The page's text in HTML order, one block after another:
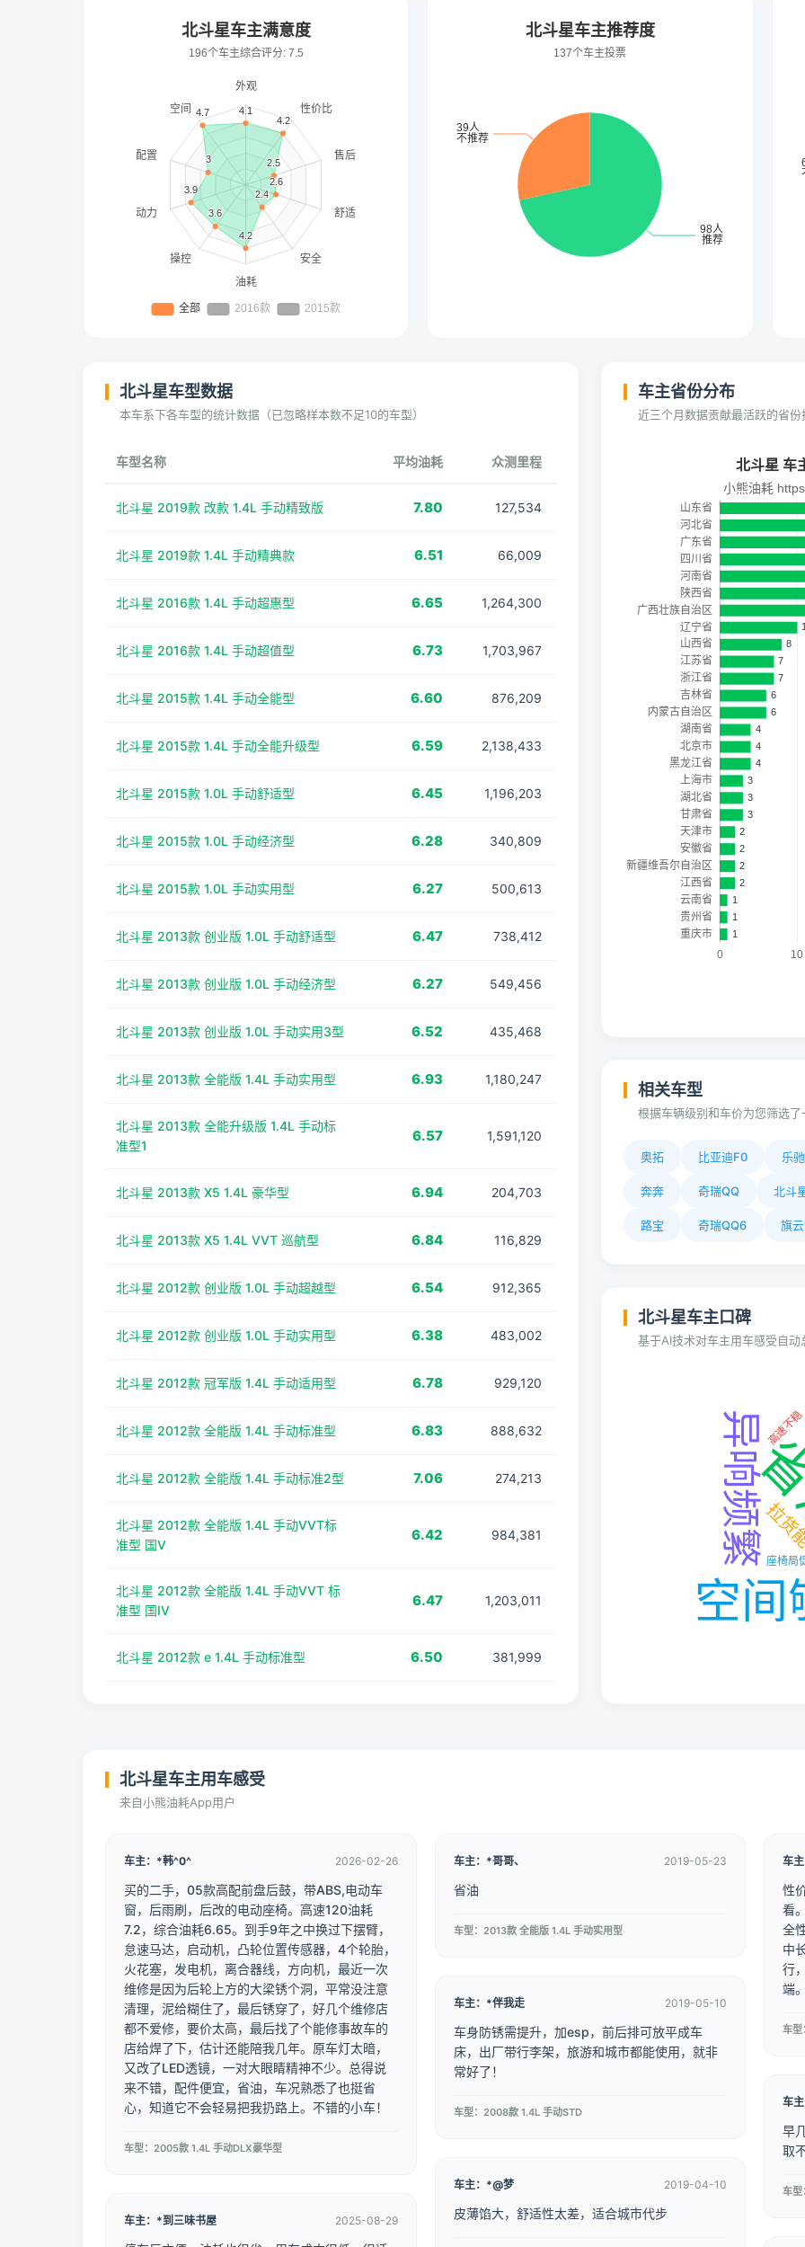
北斗星车型数据
本车系下各车型的统计数据（已忽略样本数不足10的车型）
车型名称 平均油耗 众测里程
北斗星 2019款 改款 1.4L 手动精致版 7.80 127,534
北斗星 2019款 1.4L 手动精典款 6.51 66,009
北斗星 2016款 1.4L 手动超惠型 6.65 1,264,300
北斗星 2016款 1.4L 手动超值型 6.73 1,703,967
北斗星 2015款 1.4L 手动全能型 6.60 876,209
北斗星 2015款 1.4L 手动全能升级型 6.59 2,138,433
北斗星 2015款 1.0L 手动舒适型 6.45 1,196,203
北斗星 2015款 1.0L 手动经济型 6.28 340,809
北斗星 2015款 1.0L 手动实用型 6.27 500,613
北斗星 2013款 创业版 1.0L 手动舒适型 6.47 738,412
北斗星 2013款 创业版 1.0L 手动经济型 6.27 549,456
北斗星 2013款 创业版 1.0L 手动实用3型 6.52 435,468
北斗星 2013款 全能版 1.4L 手动实用型 6.93 1,180,247
北斗星 2013款 全能升级版 1.4L 手动标
准型1
6.57 1,591,120
北斗星 2013款 X5 1.4L 豪华型 6.94 204,703
北斗星 2013款 X5 1.4L VVT 巡航型 6.84 116,829
北斗星 2012款 创业版 1.0L 手动超越型 6.54 912,365
北斗星 2012款 创业版 1.0L 手动实用型 6.38 483,002
北斗星 2012款 冠军版 1.4L 手动适用型 6.78 929,120
北斗星 2012款 全能版 1.4L 手动标准型 6.83 888,632
北斗星 2012款 全能版 1.4L 手动标准2型 7.06 274,213
北斗星 2012款 全能版 1.4L 手动VVT标
准型 国V
6.42 984,381
北斗星 2012款 全能版 1.4L 手动VVT 标
准型 国IV
6.47 1,203,011
北斗星 2012款 e 1.4L 手动标准型 6.50 381,999
车主省份分布
近三个月数据贡献最活跃的省份
相关车型
根据车辆级别和车价为您筛选
奥拓 比亚迪F0 乐驰
奔奔 奇瑞QQ 北斗
路宝 奇瑞QQ6 旗
北斗星车主口碑
基于AI技术对车主用车感受自
北斗星车主用车感受
来自小熊油耗App用户
车主：*韩^0^ 2026-02-26
买的二手，05款高配前盘后鼓，带ABS,电动车
窗，后雨刷，后改的电动座椅。高速120油耗
7.2，综合油耗6.65。到手9年之中换过下摆臂，
怠速马达，启动机，凸轮位置传感器，4个轮胎，
火花塞，发电机，离合器线，方向机，最近一次
维修是因为后轮上方的大梁锈个洞，平常没注意
清理，泥给糊住了，最后锈穿了，好几个维修店
都不爱修，要价太高，最后找了个能修事故车的
店给焊了下，估计还能陪我几年。原车灯太暗，
又改了LED透镜，一对大眼睛精神不少。总得说
来不错，配件便宜，省油，车况熟悉了也挺省
心，知道它不会轻易把我扔路上。不错的小车！
车型：2005款 1.4L 手动DLX豪华型
车主：*到三味书屋 2025-08-29
车主：*哥哥、 2019-05-23
省油
车型：2013款 全能版 1.4L 手动实用型
车主：*伴我走 2019-05-10
车身防锈需提升，加esp，前后排可放平成车
床，出厂带行李架，旅游和城市都能使用，就非
常好了！
车型：2008款 1.4L 手动STD
车主：*@梦 2019-04-10
皮薄馅大，舒适性太差，适合城市代步
车
性
看
全
中
行
端
车型
车
早
取